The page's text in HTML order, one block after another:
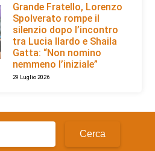
Grande Fratello, Lorenzo
Spolverato rompe il
silenzio dopo l’incontro
tra Lucia Ilardo e Shaila
Gatta: “Non nomino
nemmeno l’iniziale”
29 Luglio 2026